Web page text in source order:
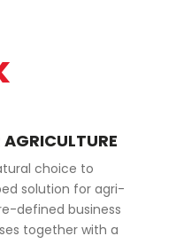
choice to
solution for agri-
defined business
together with a